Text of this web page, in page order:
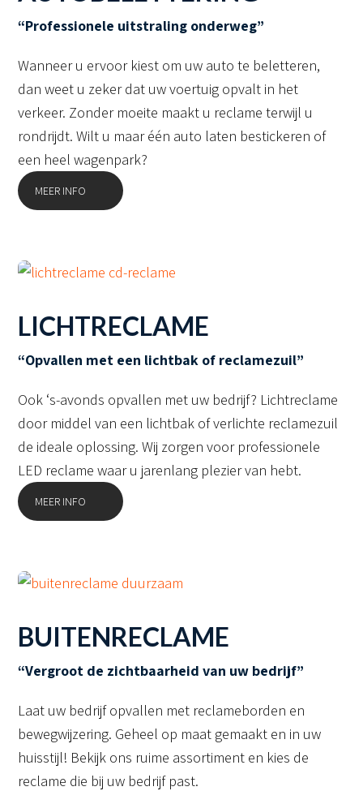
“Professionele uitstraling onderweg”
Wanneer u ervoor kiest om uw auto te beletteren,
dan weet u zeker dat uw voertuig opvalt in het
verkeer. Zonder moeite maakt u reclame terwijl u
rondrijdt. Wilt u maar één auto laten bestickeren of
een heel wagenpark?
MEER INFO
LICHTRECLAME
“Opvallen met een lichtbak of reclamezuil”
Ook ‘s-avonds opvallen met uw bedrijf? Lichtreclame
door middel van een lichtbak of verlichte reclamezuil
de ideale oplossing. Wij zorgen voor professionele
LED reclame waar u jarenlang plezier van hebt.
MEER INFO
BUITENRECLAME
“Vergroot de zichtbaarheid van uw bedrijf”
Laat uw bedrijf opvallen met reclameborden en
bewegwijzering. Geheel op maat gemaakt en in uw
huisstijl! Bekijk ons ruime assortiment en kies de
reclame die bij uw bedrijf past.